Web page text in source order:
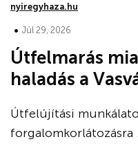
nyiregyhaza.hu
• Júl 29, 2026
Útfelmarás
haladás a
Útfelújítási
forgalomkorlátozásra